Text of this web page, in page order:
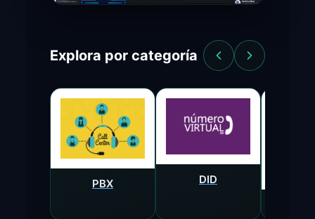
Explora por categoría
PBX
DID